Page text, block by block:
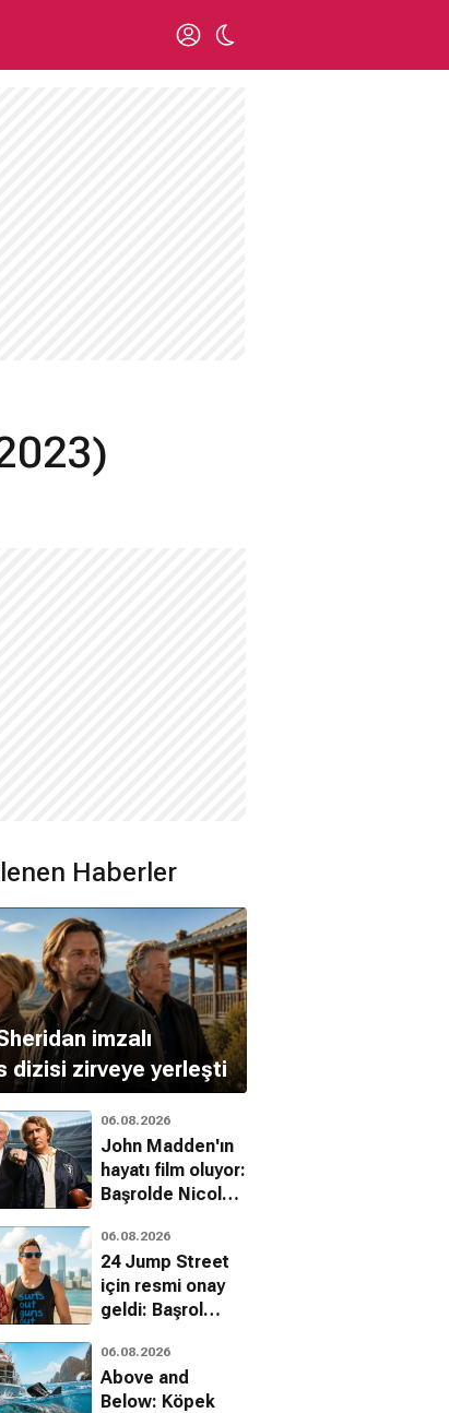
Haberler
imzalı
dizisi zirveye yerleşti
06.08.2026
John Madden'ın
hayatı film oluyor:
Başrolde Nicolas
06.08.2026
24 Jump Street
için resmi onay
geldi: Başrol
06.08.2026
Above and
Below: Köpek